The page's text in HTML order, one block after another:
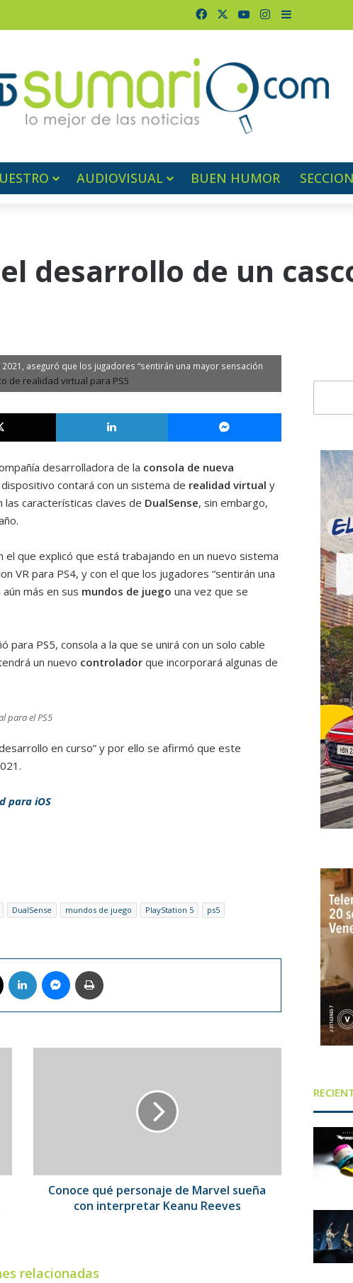
FacebookYouTubeInstagram
Barra lateral
AUDIOVISUAL BUEN HUMOR
desarrollo de un
aseguró que los jugadores “sentirán una mayor sensación
X LinkedIn Messenger
desarrolladora de la consola de nueva
contará con un sistema de realidad virtual y
características claves de DualSense, sin embargo,
el que explicó que está trabajando en un nuevo sistema
VR para PS4, y con el que los jugadores “sentirán una
más en sus mundos de juego una vez que se
PS5, consola a la que se unirá con un solo cable
un nuevo controlador que incorporará algunas de
para el PS5
en curso” y por ello se afirmó que este
para iOS
DualSense mundos de juego PlayStation 5
ps5
LinkedIn Messenger
Keanu
Reeves
Conoce qué personaje de Marvel sueña
con interpretar Keanu Reeves
relacionadas